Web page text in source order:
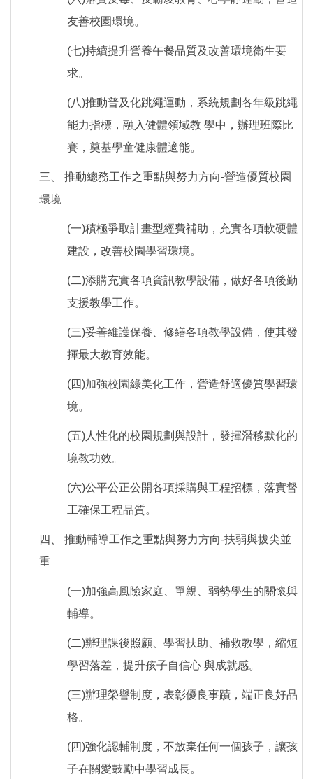
友善校園環境。
(七)持續提升營養午餐品質及改善環境衛生要
求。
(八)推動普及化跳繩運動，系統規劃各年級跳繩
能力指標，融入健體領域教 學中，辦理班際比
賽，奠基學童健康體適能。
三、 推動總務工作之重點與努力方向-營造優質校園
環境
(一)積極爭取計畫型經費補助，充實各項軟硬體
建設，改善校園學習環境。
(二)添購充實各項資訊教學設備，做好各項後勤
支援教學工作。
(三)妥善維護保養、修繕各項教學設備，使其發
揮最大教育效能。
(四)加強校園綠美化工作，營造舒適優質學習環
境。
(五)人性化的校園規劃與設計，發揮潛移默化的
境教功效。
(六)公平公正公開各項採購與工程招標，落實督
工確保工程品質。
四、 推動輔導工作之重點與努力方向-扶弱與拔尖並
重
(一)加強高風險家庭、單親、弱勢學生的關懷與
輔導。
(二)辦理課後照顧、學習扶助、補救教學，縮短
學習落差，提升孩子自信心 與成就感。
(三)辦理榮譽制度，表彰優良事蹟，端正良好品
格。
(四)強化認輔制度，不放棄任何一個孩子，讓孩
子在關愛鼓勵中學習成長。